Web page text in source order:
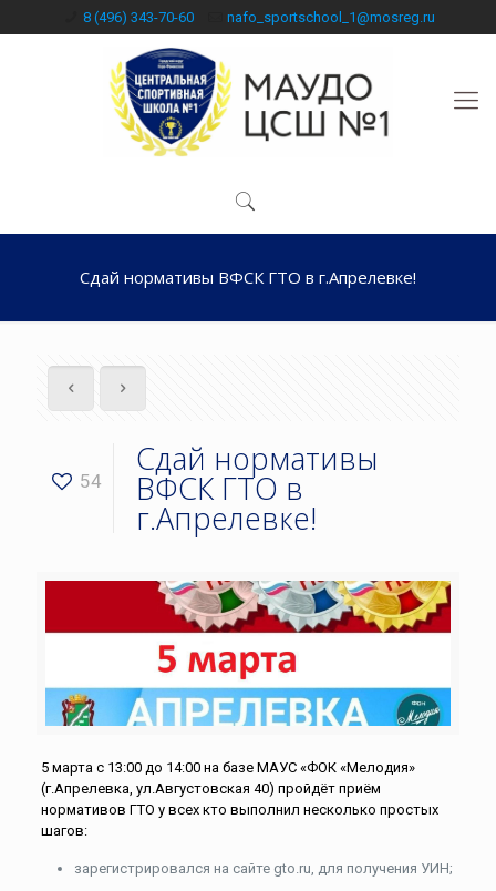
8 (496) 343-70-60 nafo_sportschool_1@mosreg.ru
Сдай нормативы ВФСК ГТО в г.Апрелевке!
54
Сдай нормативы
ВФСК ГТО в
г.Апрелевке!
5 марта с 13:00 до 14:00 на базе МАУС «ФОК «Мелодия»
(г.Апрелевка, ул.Августовская 40) пройдёт приём
нормативов ГТО у всех кто выполнил несколько простых
шагов:
зарегистрировался на сайте gto.ru, для получения УИН;